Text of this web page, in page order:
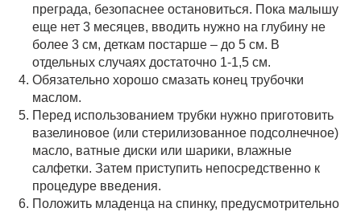
преграда, безопаснее остановиться. Пока малышу
еще нет 3 месяцев, вводить нужно на глубину не
более 3 см, деткам постарше – до 5 см. В
отдельных случаях достаточно 1-1,5 см.
Обязательно хорошо смазать конец трубочки
маслом.
Перед использованием трубки нужно приготовить
вазелиновое (или стерилизованное подсолнечное)
масло, ватные диски или шарики, влажные
салфетки. Затем приступить непосредственно к
процедуре введения.
Положить младенца на спинку, предусмотрительно